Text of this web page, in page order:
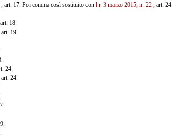
art. 17. Poi comma così sostituito con l.r. 3 marzo 2015, n. 22, art. 24.
18.
19.
24.
24.